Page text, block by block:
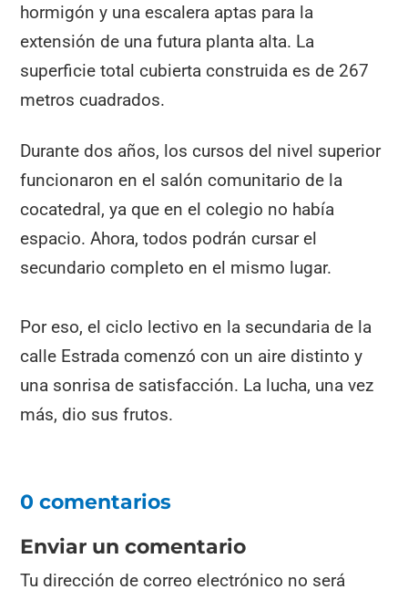
hormigón y una escalera aptas para la
extensión de una futura planta alta. La
superficie total cubierta construida es de 267
metros cuadrados.
Durante dos años, los cursos del nivel superior
funcionaron en el salón comunitario de la
cocatedral, ya que en el colegio no había
espacio. Ahora, todos podrán cursar el
secundario completo en el mismo lugar.
Por eso, el ciclo lectivo en la secundaria de la
calle Estrada comenzó con un aire distinto y
una sonrisa de satisfacción. La lucha, una vez
más, dio sus frutos.
0 comentarios
Enviar un comentario
Tu dirección de correo electrónico no será